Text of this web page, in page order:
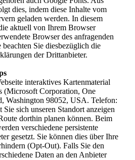
dies, indem diese Inhalte vom
geladen werden. In diesem
aktuell von Ihrem Browser
Browser des anfragenden
Sie diesbezüglich die
der Drittanbieter.
interaktives Kartenmaterial
(Microsoft Corporation, One
Washington 98052, USA. Telefon:
sich unseren Standort anzeigen
dorthin planen können. Beim
verschiedene persistente
gesetzt. Sie können dies über Ihre
(Opt-Out). Falls Sie den
Daten an den Anbieter